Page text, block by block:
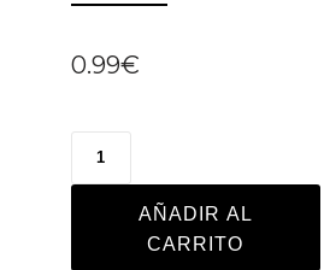
0.99€
AÑADIR AL
CARRITO